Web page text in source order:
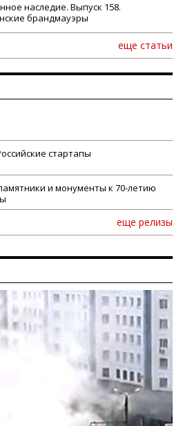
наследие. Выпуск 158.
брандмауэры
еще статьи
стартапы
и монументы к 70-летию
еще релизы